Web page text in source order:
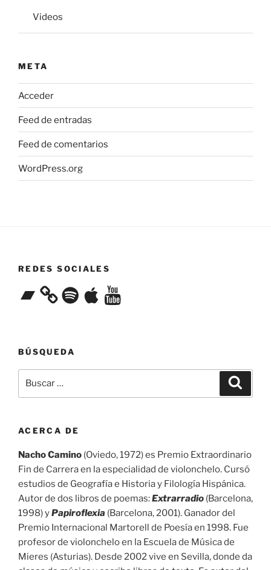
Videos
META
Acceder
Feed de entradas
Feed de comentarios
WordPress.org
REDES SOCIALES
BandcampSpotifyApple YouTube
BÚSQUEDA
por:
ACERCA DE
Nacho Camino (Oviedo, 1972) es Premio Extraordinario
Fin de Carrera en la especialidad de violonchelo. Cursó
estudios de Geografía e Historia y Filología Hispánica.
Autor de dos libros de poemas:Extrarradio (Barcelona,
1998) yPapiroflexia (Barcelona, 2001). Ganador del
Premio Internacional Martorell de Poesía en 1998. Fue
profesor de violonchelo en la Escuela de Música de
Mieres (Asturias). Desde 2002 vive en Sevilla, donde da